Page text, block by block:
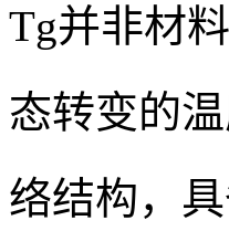
Tg并非材
态转变的
络结构，